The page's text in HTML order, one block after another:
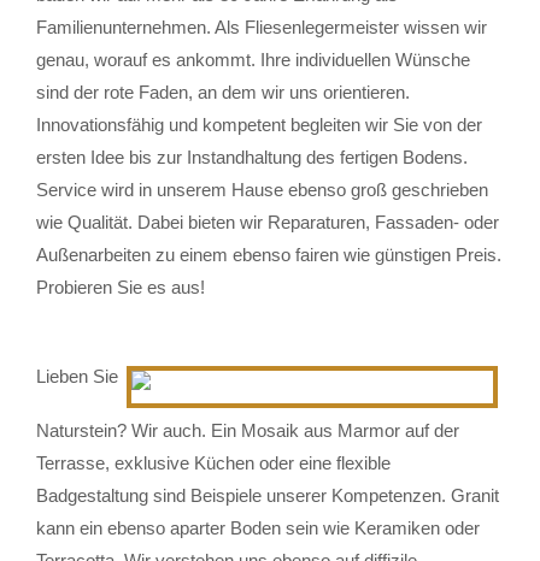
Familienunternehmen. Als Fliesenlegermeister wissen wir
genau, worauf es ankommt. Ihre individuellen Wünsche
sind der rote Faden, an dem wir uns orientieren.
Innovationsfähig und kompetent begleiten wir Sie von der
ersten Idee bis zur Instandhaltung des fertigen Bodens.
Service wird in unserem Hause ebenso groß geschrieben
wie Qualität. Dabei bieten wir Reparaturen, Fassaden- oder
Außenarbeiten zu einem ebenso fairen wie günstigen Preis.
Probieren Sie es aus!
Lieben Sie
Naturstein? Wir auch. Ein Mosaik aus Marmor auf der
Terrasse, exklusive Küchen oder eine flexible
Badgestaltung sind Beispiele unserer Kompetenzen. Granit
kann ein ebenso aparter Boden sein wie Keramiken oder